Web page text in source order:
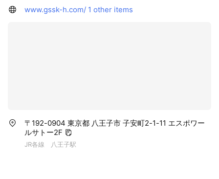
www.gssk-h.com/ 1 other items
〒192-0904 東京都 八王子市 子安町2-1-11 エスポワー
ルサトー2F
JR各線 八王子駅